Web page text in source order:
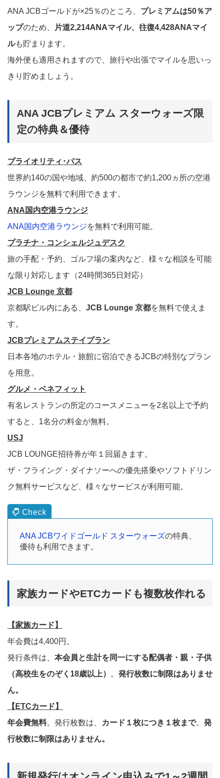
ANA JCBゴールドが×25％のところ、 プレミアムは50％ア
ップのため、
片道2,214ANAマイル、往復4,428ANAマイ
ルも貯まります。
海外便も適用されますので、旅行や出張でマイルを思いっ
きり貯めましょう。
ANA JCBプレミアム スターウォーズ限
定の特典＆優待
プライオリティ･パス
世界約140の国や地域、約500の都市で約1,200ヵ所の空港
ラウンジを無料で利用できます。
ANA国内空港ラウンジ
ANA国内空港ラウンジを無料で利用可能。
プラチナ・コンシェルジュデスク
旅の手配・予約、ゴルフ場の案内など、様々な相談を可能
な限り対応します（24時間365日対応）
JCB Lounge 京都
京都駅ビル内にある、 JCB Lounge 京都を無料で使えま
す。
JCBプレミアムステイプラン
日本各地のホテル・旅館に宿泊できるJCBの特別なプラン
を用意。
グルメ・ベネフィット
有名レストランの所定のコースメニューを2名以上で予約
すると、1名分の料金が無料。
USJ
JCB LOUNGE招待券が年１回届きます。
ザ・フライング・ダイナソーへの優先搭乗やソフトドリン
ク無料サービスなど、様々なサービスが利用可能。
ANA JCBワイドゴールド スターウォーズの特典、
優待も利用できます。
家族カードやETCカードも複数枚作れる
【家族カード】
年会費は4,400円。
発行条件は、 本会員と生計を同一にする配偶者・親・子供
（高校生をのぞく18歳以上）
。 発行枚数に制限はありませ
ん。
【ETCカード】
年会費無料。発行枚数は、 カード１枚につき１枚まで。 発
行枚数に制限はありません。